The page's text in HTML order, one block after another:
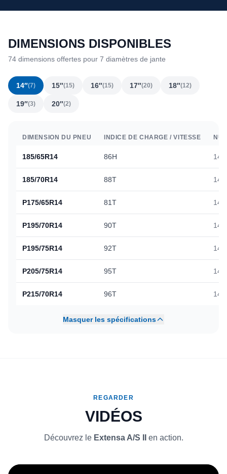
DIMENSIONS DISPONIBLES
74 dimensions offertes pour 7 diamètres de jante
14″(7) 15″(15) 16″(15) 17″(20) 18″(12)
19″(3) 20″(2)
DIMENSION DU PNEU INDICE DE CHARGE / VITESSE
185/65R14 86H
185/70R14 88T
P175/65R14 81T
P195/70R14 90T
P195/75R14 92T
P205/75R14 95T
P215/70R14 96T
Masquer les spécifications
REGARDER
VIDÉOS
Découvrez le Extensa A/S II en action.